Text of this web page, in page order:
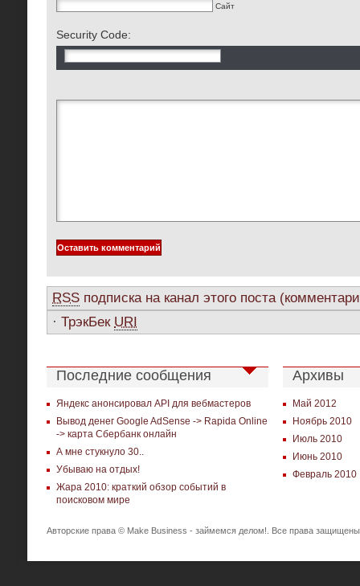
Сайт
Security Code:
RSS подписка на канал этого поста
· ТрэкБек URI
Последние сообщения
Яндекс анонсировал API для вебмастеров
Вывод денег Google AdSense -> Rapida Online
-> карта Сбербанк онлайн
А мне стукнуло 30..
Убываю на отдых!
Жара 2010: краткий обзор событий в
поисковом мире
Архивы
Май 2012
Ноябрь 2010
Июль 2010
Июнь 2010
Февраль 2010
Авторские права © Make Business - займемся делом!. Все права защищены